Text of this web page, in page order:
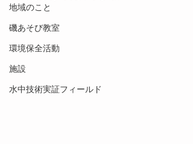
地域のこと
磯あそび教室
環境保全活動
施設
水中技術実証フィールド